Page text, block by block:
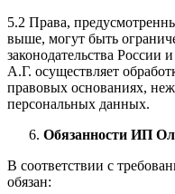
5.2 Права,
выше, могут быть
законодательства России
А.Г. осуществляет
правовых основаниях,
персональных данных.
Обязанности ИП
В соответствии с
обязан: